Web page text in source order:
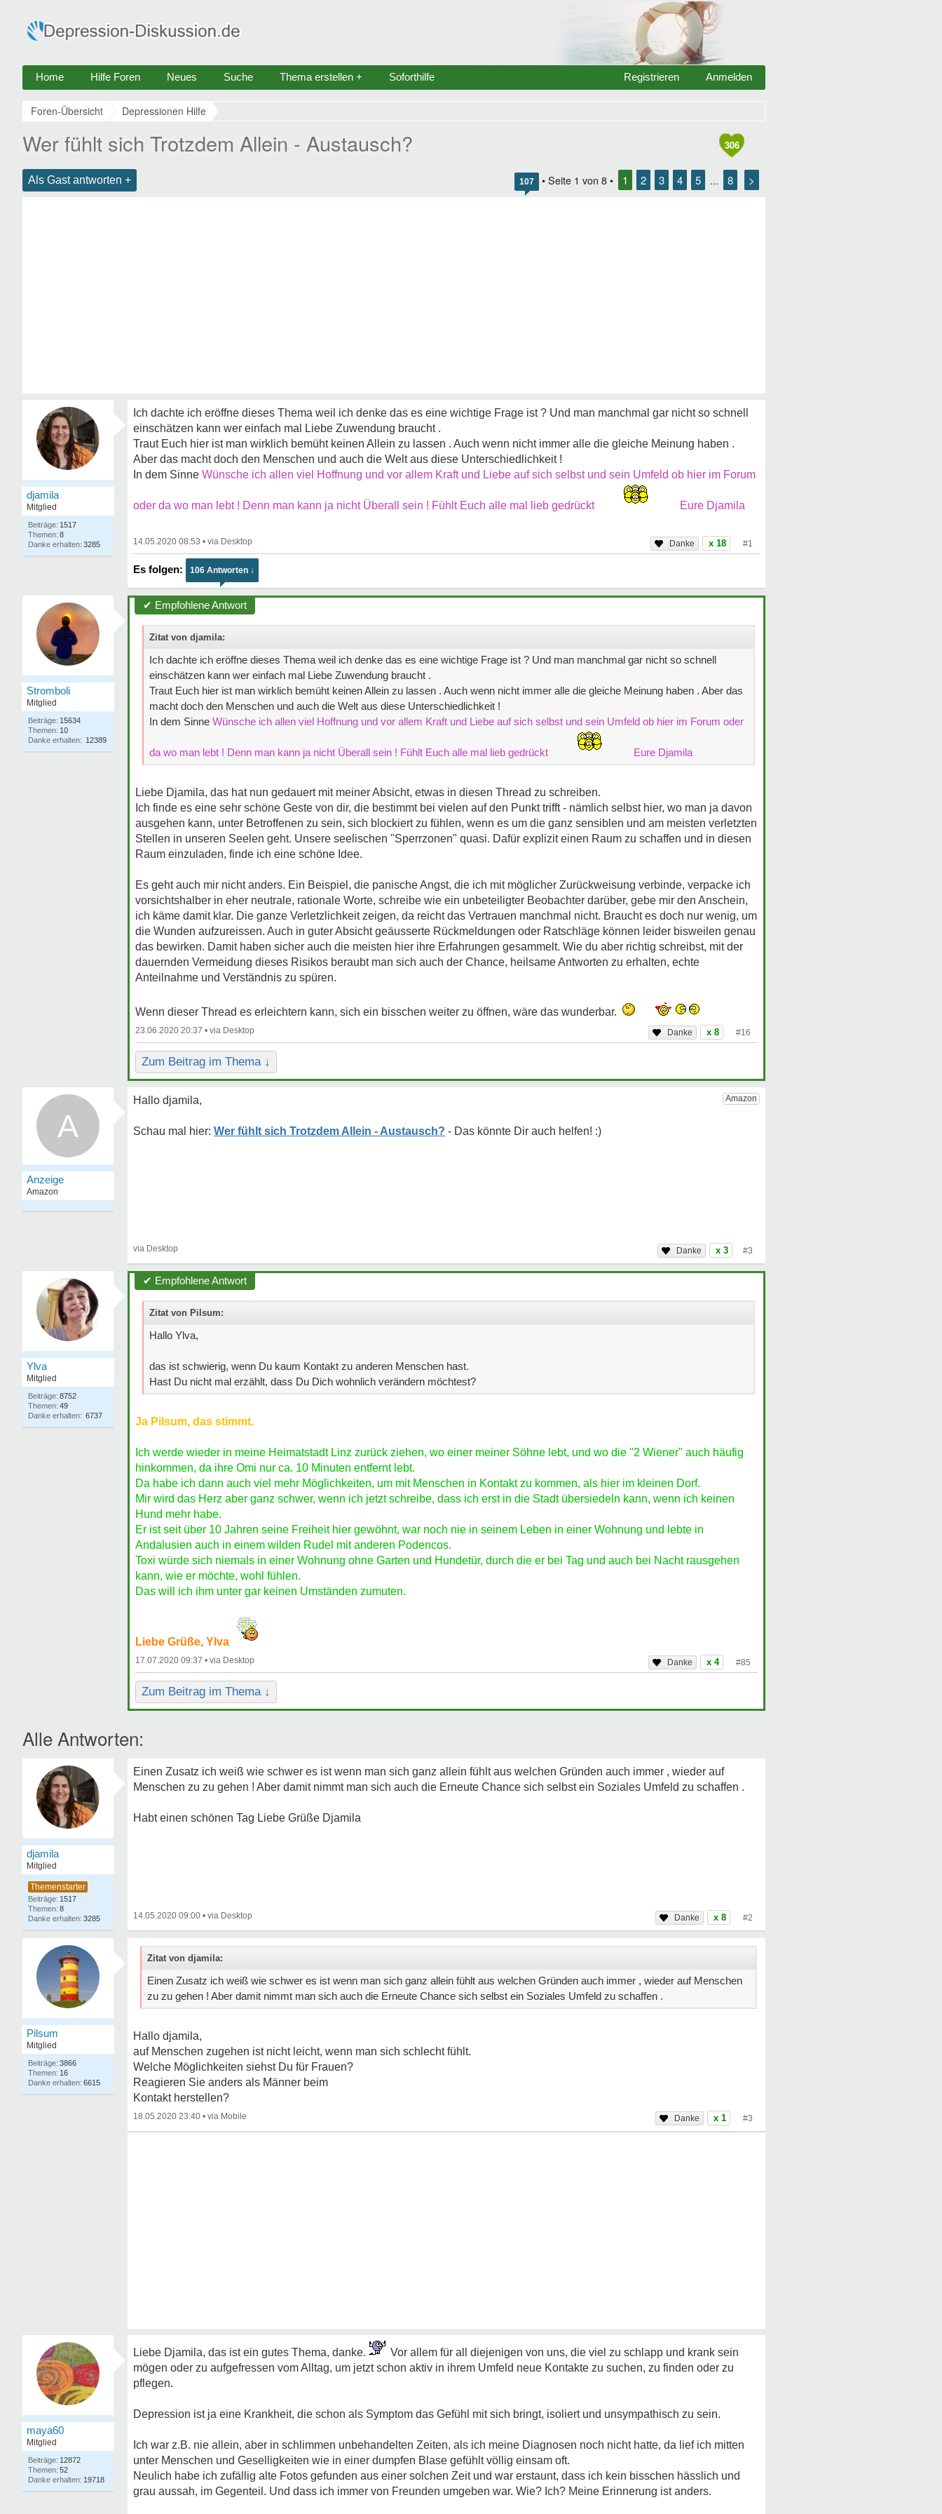
Home Hilfe Foren Neues Suche Thema erstellen + Soforthilfe Anmelden
Registrieren
Foren-Übersicht Depressionen Hilfe
306
Wer fühlt sich Trotzdem Allein - Austausch?
Als Gast antworten + 107 • Seite 1 von 8 • 1 2 3 4 5 ... 8 >
djamila
Mitglied
1517
8
3285
Ich dachte ich eröffne dieses Thema weil ich denke das es eine wichtige Frage ist ? Und man manchmal gar nicht so schnell
einschätzen kann wer einfach mal Liebe Zuwendung braucht .
Traut Euch hier ist man wirklich bemüht keinen Allein zu lassen . Auch wenn nicht immer alle die gleiche Meinung haben .
Aber das macht doch den Menschen und auch die Welt aus diese Unterschiedlichkeit !
In dem Sinne Wünsche ich allen viel Hoffnung und vor allem Kraft und Liebe auf sich selbst und sein Umfeld ob hier im Forum
oder da wo man lebt ! Denn man kann ja nicht Überall sein ! Fühlt Euch alle mal lieb gedrückt Eure Djamila
14.05.2020 08:53 • x 18 #1
106 Antworten ↓
Stromboli
Mitglied
Beiträge: 15634
Themen: 10
Danke erhalten: 12389
✔ Empfohlene Antwort
Zitat von djamila:
Ich dachte ich eröffne dieses Thema weil ich denke das es eine wichtige Frage ist ? Und man manchmal gar nicht so schnell
einschätzen kann wer einfach mal Liebe Zuwendung braucht .
Traut Euch hier ist man wirklich bemüht keinen Allein zu lassen . Auch wenn nicht immer alle die gleiche Meinung haben . Aber das
macht doch den Menschen und auch die Welt aus diese Unterschiedlichkeit !
In dem Sinne Wünsche ich allen viel Hoffnung und vor allem Kraft und Liebe auf sich selbst und sein Umfeld ob hier im Forum oder
da wo man lebt ! Denn man kann ja nicht Überall sein ! Fühlt Euch alle mal lieb gedrückt Eure Djamila
Liebe Djamila, das hat nun gedauert mit meiner Absicht, etwas in diesen Thread zu schreiben.
Ich finde es eine sehr schöne Geste von dir, die bestimmt bei vielen auf den Punkt trifft - nämlich selbst hier, wo man ja davon
ausgehen kann, unter Betroffenen zu sein, sich blockiert zu fühlen, wenn es um die ganz sensiblen und am meisten verletzten
Stellen in unseren Seelen geht. Unsere seelischen "Sperrzonen" quasi. Dafür explizit einen Raum zu schaffen und in diesen
Raum einzuladen, finde ich eine schöne Idee.
Es geht auch mir nicht anders. Ein Beispiel, die panische Angst, die ich mit möglicher Zurückweisung verbinde, verpacke ich
vorsichtshalber in eher neutrale, rationale Worte, schreibe wie ein unbeteiligter Beobachter darüber, gebe mir den Anschein,
ich käme damit klar. Die ganze Verletzlichkeit zeigen, da reicht das Vertrauen manchmal nicht. Braucht es doch nur wenig, um
die Wunden aufzureissen. Auch in guter Absicht geäusserte Rückmeldungen oder Ratschläge können leider bisweilen genau
das bewirken. Damit haben sicher auch die meisten hier ihre Erfahrungen gesammelt. Wie du aber richtig schreibst, mit der
dauernden Vermeidung dieses Risikos beraubt man sich auch der Chance, heilsame Antworten zu erhalten, echte
Anteilnahme und Verständnis zu spüren.
Wenn dieser Thread es erleichtern kann, sich ein bisschen weiter zu öffnen, wäre das wunderbar.
23.06.2020 20:37 • x 8 #16
Zum Beitrag im Thema ↓
A
Hallo djamila,
Wer fühlt sich Trotzdem Allein - Austausch?
x 3 #3
Ylva
Mitglied
Beiträge: 8752
Themen: 49
Danke erhalten: 6737
✔ Empfohlene Antwort
Zitat von Pilsum:
Hallo Ylva,
das ist schwierig, wenn Du kaum Kontakt zu anderen Menschen hast.
Hast Du nicht mal erzählt, dass Du Dich wohnlich verändern möchtest?
Ja Pilsum, das stimmt.
Ich werde wieder in meine Heimatstadt Linz zurück ziehen, wo einer meiner Söhne lebt, und wo die "2 Wiener" auch häufig
hinkommen, da ihre Omi nur ca. 10 Minuten entfernt lebt.
Da habe ich dann auch viel mehr Möglichkeiten, um mit Menschen in Kontakt zu kommen, als hier im kleinen Dorf.
Mir wird das Herz aber ganz schwer, wenn ich jetzt schreibe, dass ich erst in die Stadt übersiedeln kann, wenn ich keinen
Hund mehr habe.
Er ist seit über 10 Jahren seine Freiheit hier gewöhnt, war noch nie in seinem Leben in einer Wohnung und lebte in
Andalusien auch in einem wilden Rudel mit anderen Podencos.
Toxi würde sich niemals in einer Wohnung ohne Garten und Hundetür, durch die er bei Tag und auch bei Nacht rausgehen
kann, wie er möchte, wohl fühlen.
Das will ich ihm unter gar keinen Umständen zumuten.
Liebe Grüße, Ylva
17.07.2020 09:37 • x 4 #85
Zum Beitrag im Thema ↓
Alle Antworten:
djamila
Mitglied
1517
8
3285
Einen Zusatz ich weiß wie schwer es ist wenn man sich ganz allein fühlt aus welchen Gründen auch immer , wieder auf
Menschen zu zu gehen ! Aber damit nimmt man sich auch die Erneute Chance sich selbst ein Soziales Umfeld zu schaffen .
Habt einen schönen Tag Liebe Grüße Djamila
14.05.2020 09:00 • x 8 #2
Pilsum
Mitglied
3866
16
6615
Zitat von djamila:
Einen Zusatz ich weiß wie schwer es ist wenn man sich ganz allein fühlt aus welchen Gründen auch immer , wieder auf Menschen
zu zu gehen ! Aber damit nimmt man sich auch die Erneute Chance sich selbst ein Soziales Umfeld zu schaffen .
Hallo djamila,
auf Menschen zugehen ist nicht leicht, wenn man sich schlecht fühlt.
Welche Möglichkeiten siehst Du für Frauen?
Reagieren Sie anders als Männer beim
Kontakt herstellen?
18.05.2020 23:40 • x 1 #3
maya60
Mitglied
12872
52
19718
Liebe Djamila, das ist ein gutes Thema, danke.
Vor allem für all diejenigen von uns, die viel zu schlapp und krank sein
mögen oder zu aufgefressen vom Alltag, um jetzt schon aktiv in ihrem Umfeld neue Kontakte zu suchen, zu finden oder zu
pflegen.
Depression ist ja eine Krankheit, die schon als Symptom das Gefühl mit sich bringt, isoliert und unsympathisch zu sein.
Ich war z.B. nie allein, aber in schlimmen unbehandelten Zeiten, als ich meine Diagnosen noch nicht hatte, da lief ich mitten
unter Menschen und Geselligkeiten wie in einer dumpfen Blase gefühlt völlig einsam oft.
Neulich habe ich zufällig alte Fotos gefunden aus einer solchen Zeit und war erstaunt, dass ich kein bisschen hässlich und
grau aussah, im Gegenteil. Und dass ich immer von Freunden umgeben war. Wie? Ich? Meine Erinnerung ist anders.